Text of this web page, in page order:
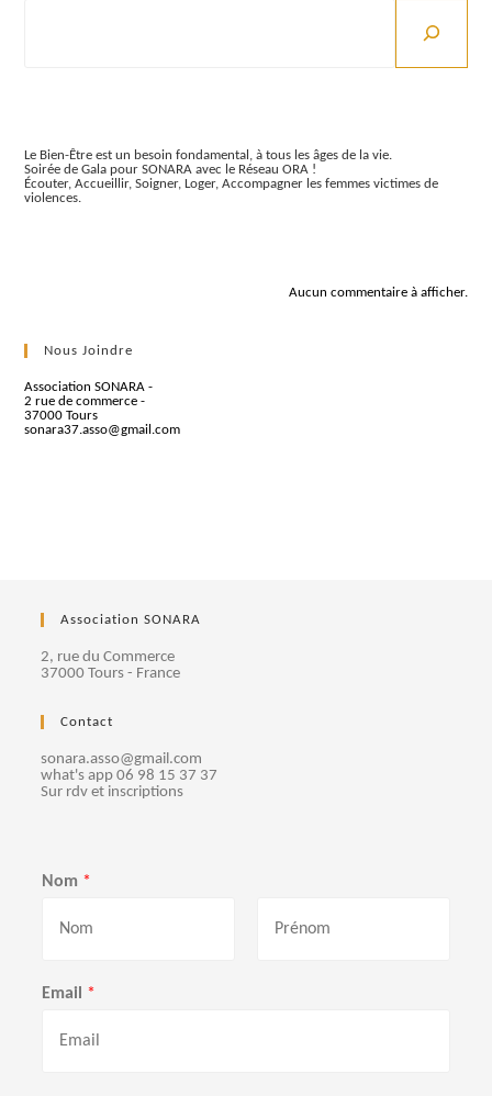
Le Bien-Être est un besoin fondamental, à tous les âges de la vie.
Soirée de Gala pour SONARA avec le Réseau ORA !
Écouter, Accueillir, Soigner, Loger, Accompagner les femmes victimes de
violences.
Aucun commentaire à afficher.
Nous Joindre
Association SONARA -
2 rue de commerce -
37000 Tours
sonara37.asso@gmail.com
Association SONARA
2, rue du Commerce
37000 Tours - France
Contact
sonara.asso@gmail.com
what's app 06 98 15 37 37
Sur rdv et inscriptions
Nom *
r
é
Email *